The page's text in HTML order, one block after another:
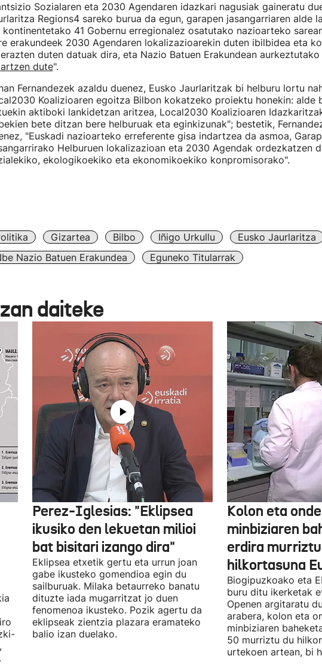
Sozialaren eta 2030 Agendaren idazkari nagusiak gaineratu
Regions4 sareko burua da egun, garapen jasangarriaren alde
kontinentetako 41 Gobernu erregionalez osatutako nazioarteko
erakundeek 2030 Agendaren lokalizazioarekin duten ibilbidea eta
duten datuak dira, eta Nazio Batuen Erakundean aurkeztutako
dute".
Fernandezek azaldu duenez, Eusko Jaurlaritzak bi helburu lortu
Koalizioaren egoitza Bilbon kokatzeko proiektu honekin: alde
aktiboki lankidetzan aritzea, Local2030 Koalizioaren
bete ditzan bere helburuak eta eginkizunak"; bestetik,
"Euskadi nazioarteko erreferente gisa indartzea da asmoa,
Helburuen lokalizazioan eta 2030 Agendak ordezkatzen
ekologikoekiko eta ekonomikoekiko konpromisorako".
Gizartea Bilbo Iñigo Urkullu
Eusko Jaurlaritza
Nazio Batuen Erakundea
Eguneko Titularrak
daiteke
Perez-Iglesias: "Eklipsea
ikusiko den lekuetan milioi
bat bisitari izango dira"
Eklipsea etxetik gertu eta urrun joan
gabe ikusteko gomendioa egin du
sailburuak. Milaka betaurreko banatu
dituzte iada mugarritzat jo duen
fenomenoa ikusteko. Pozik agertu da
eklipseak zientzia plazara eramateko
balio izan duelako.
Kolon eta
minbiziaren
erdira
hilkortasuna
Biogipuzkoako eta
buru ditu ikerketak
Openen argitaratu
arabera, kolon eta
minbiziaren
50 murriztu du
urtekoen artean, bi